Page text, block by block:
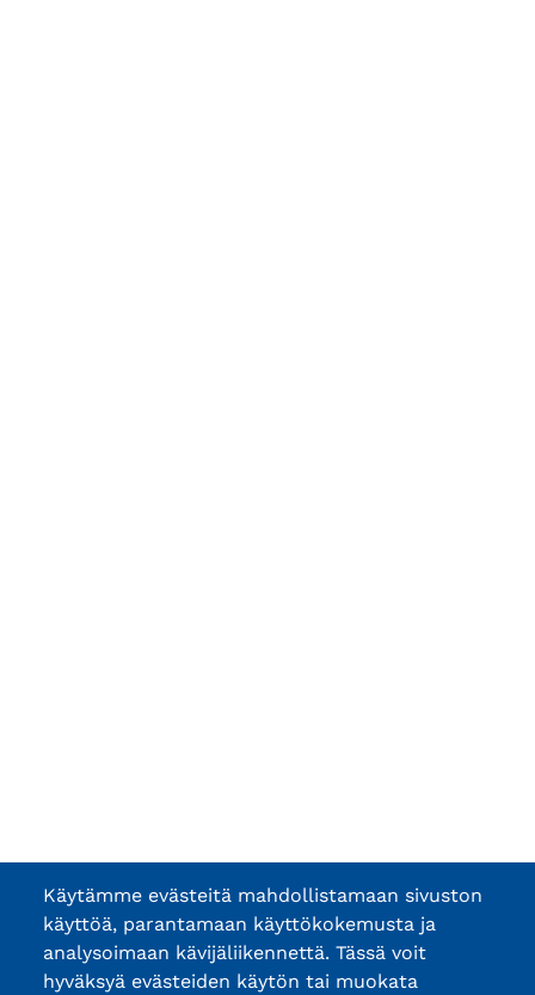
Käytämme evästeitä mahdollistamaan sivuston
käyttöä, parantamaan käyttökokemusta ja
analysoimaan kävijäliikennettä. Tässä voit
hyväksyä evästeiden käytön tai muokata